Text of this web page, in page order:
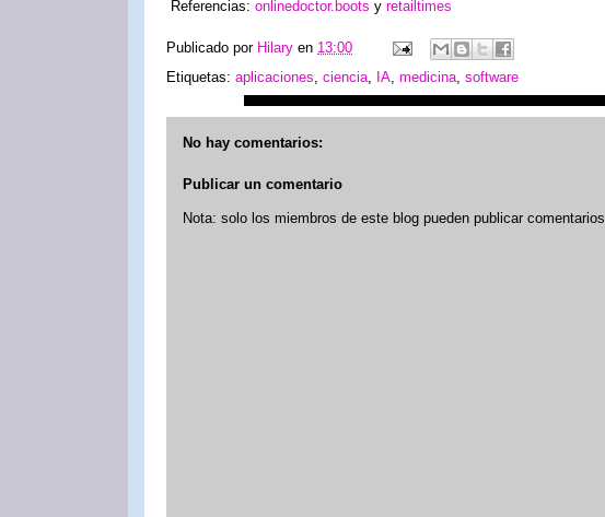
Referencias: onlinedoctor.boots y retailtimes
Publicado por Hilary en 13:00
Etiquetas: aplicaciones ciencia IA medicina software
No hay comentarios:
Publicar un comentario
Nota: solo los miembros de este blog pueden publicar comentarios.